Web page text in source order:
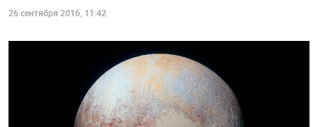
26 сентября 2016, 11:42